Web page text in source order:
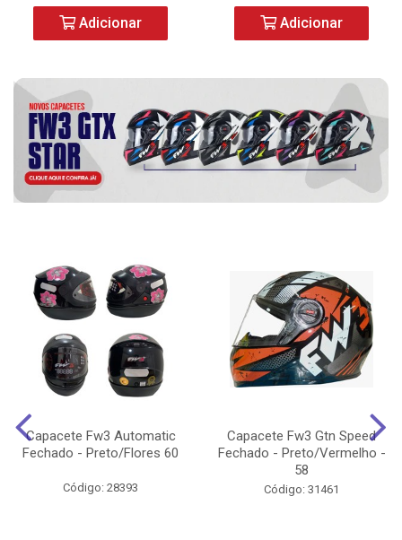
Adicionar Adicionar
Capacete Fw3 Automatic
Fechado - Preto/Flores 60
Código: 28393
Capacete Fw3 Gtn Speed
Fechado - Preto/Vermelho -
58
Código: 31461